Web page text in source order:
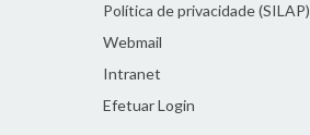
Política de privacidade (SILAP)
Webmail
Intranet
Efetuar Login